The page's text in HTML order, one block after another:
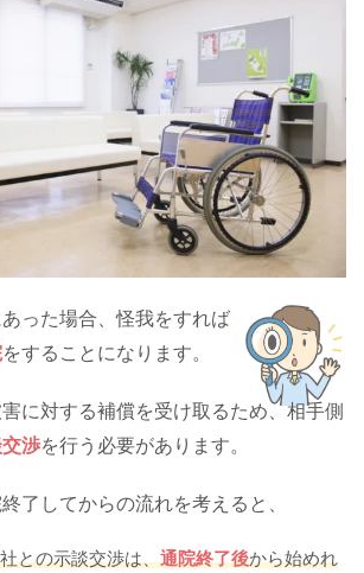
った場合、怪我をすれば
をすることになります。
に対する補償を受け取るため、相手側
渉を行う必要があります。
了してからの流れを考えると、
との示談交渉は、通院終了後から始めれ